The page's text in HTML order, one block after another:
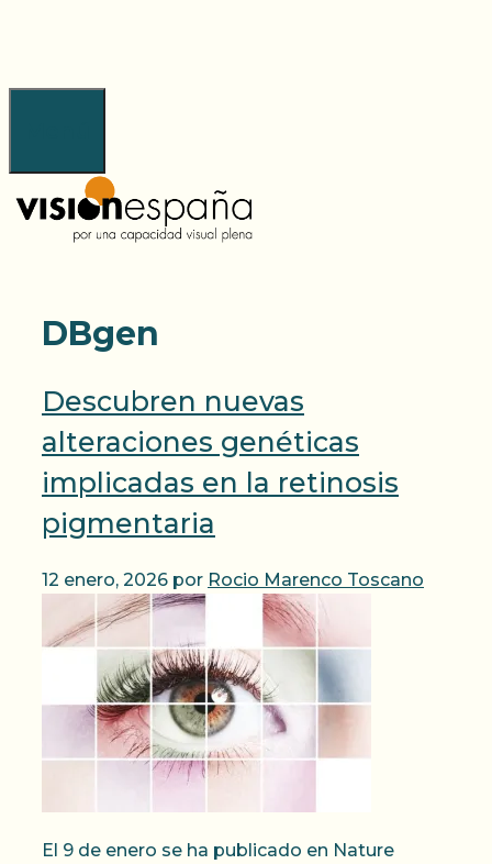
DBgen
Descubren nuevas
alteraciones genéticas
implicadas en la retinosis
pigmentaria
12 enero, 2026 por Rocio Marenco Toscano
El 9 de enero se ha publicado en Nature